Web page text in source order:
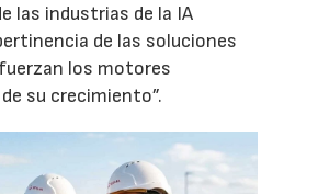
las industrias de la IA
de las soluciones
los motores
su crecimiento”.